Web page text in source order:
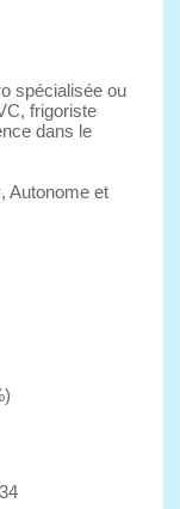
spécialisée ou
frigoriste
dans le
Autonome et